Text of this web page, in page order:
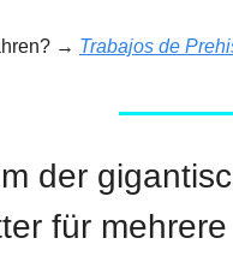
→ Trabajos de
der
für